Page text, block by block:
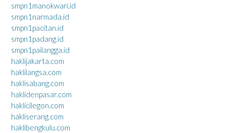
smpn1manokwari.id
smpn1narmada.id
smpn1pacitan.id
smpn1padang.id
smpn1pailangga.id
haklijakarta.com
haklilangsa.com
haklisabang.com
haklidenpasar.com
haklicilegon.com
hakliserang.com
haklibengkulu.com